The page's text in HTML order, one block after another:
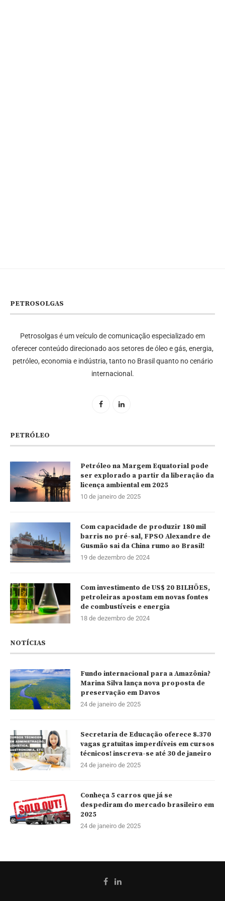
PETROSOLGAS
Petrosolgas é um veículo de comunicação especializado em
oferecer conteúdo direcionado aos setores de óleo e gás, energia,
petróleo, economia e indústria, tanto no Brasil quanto no cenário
internacional.
PETRÓLEO
Petróleo na Margem Equatorial pode
ser explorado a partir da liberação da
licença ambiental em 2025
10 de janeiro de 2025
Com capacidade de produzir 180 mil
barris no pré-sal, FPSO Alexandre de
Gusmão sai da China rumo ao Brasil!
19 de dezembro de 2024
Com investimento de US$ 20 BILHÕES,
petroleiras apostam em novas fontes
de combustíveis e energia
18 de dezembro de 2024
NOTÍCIAS
Fundo internacional para a Amazônia?
Marina Silva lança nova proposta de
preservação em Davos
24 de janeiro de 2025
Secretaria de Educação oferece 8.370
vagas gratuitas imperdíveis em cursos
técnicos! inscreva-se até 30 de janeiro
24 de janeiro de 2025
Conheça 5 carros que já se
despediram do mercado brasileiro em
2025
24 de janeiro de 2025